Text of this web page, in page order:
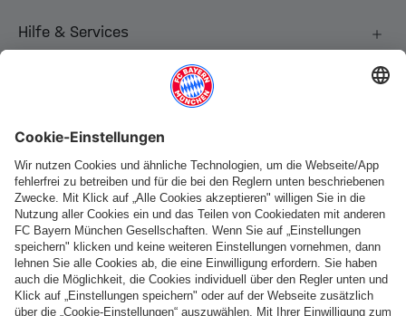
Hilfe & Services
Folge uns
Zahlung & Lieferung